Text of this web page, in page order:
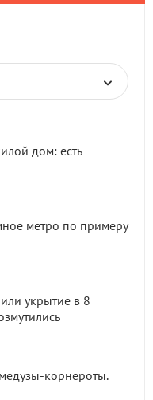
дом: есть
метро по примеру
укрытие в 8
корнероты.